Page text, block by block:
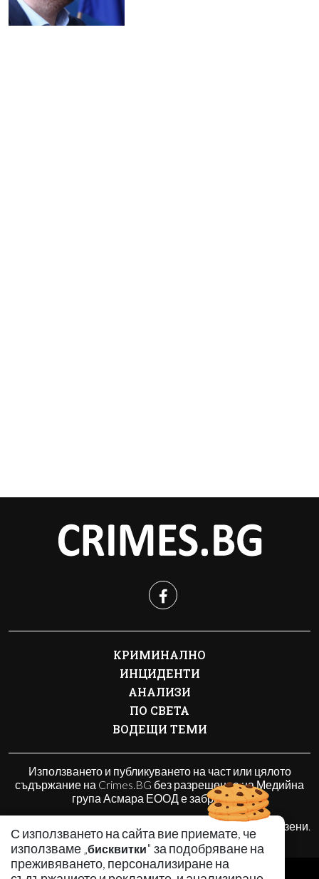
С използването на сайта вие приемате, че
използваме „бисквитки" за подобряване на
преживяването, персонализиране на
КРИМИНАЛНО
ИНЦИДЕНТИ
АНАЛИЗИ
ПО СВЕТА
ВОДЕЩИ ТЕМИ
Използването и публикуването на част или цялото
съдържание на Crimes.BG без разрешение на Медийна
група Асмара ЕООД е забранено.
© 2010 - 2026 | Crimes.BG. Всички права запазени.
РЕКЛАМА